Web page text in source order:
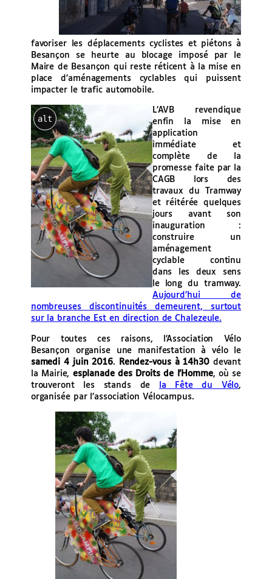
favoriser les déplacements cyclistes et piétons à
Besançon se heurte au blocage imposé par le
Maire de Besançon qui reste réticent à la mise en
place d’aménagements cyclables qui puissent
impacter le trafic automobile.
alt
L’AVB revendique
enfin la mise en
application
immédiate et
complète de la
promesse faite par la
CAGB lors des
travaux du Tramway
et réitérée quelques
jours avant son
inauguration :
construire un
aménagement
cyclable continu
dans les deux sens
le long du tramway.
Aujourd’hui de
nombreuses discontinuités demeurent, surtout
sur la branche Est en direction de Chalezeule.
Pour toutes ces raisons, l’Association Vélo
Besançon organise une manifestation à vélo le
samedi 4 juin 2016. Rendez-vous à 14h30devant
la Mairie, esplanade des Droits de l’Homme, où se
trouveront les stands de
la Fête du Vélo,
organisée par l’association Vélocampus.